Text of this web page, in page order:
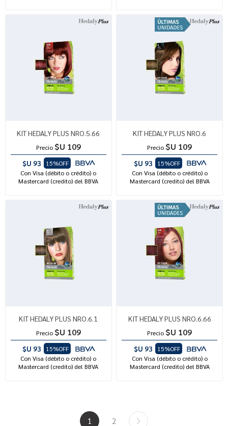
KIT HEDALY PLUS NRO.5.66
Precio $U 109
$U 93
15%OFF
Con Visa (débito o crédito) o
Mastercard (credito) del BBVA
KIT HEDALY PLUS NRO.6
Precio $U 109
$U 93
15%OFF
Con Visa (débito o crédito) o
Mastercard (credito) del BBVA
KIT HEDALY PLUS NRO.6.1
Precio $U 109
$U 93
15%OFF
Con Visa (débito o crédito) o
Mastercard (credito) del BBVA
KIT HEDALY PLUS NRO.6.66
Precio $U 109
$U 93
15%OFF
Con Visa (débito o crédito) o
Mastercard (credito) del BBVA
1 2